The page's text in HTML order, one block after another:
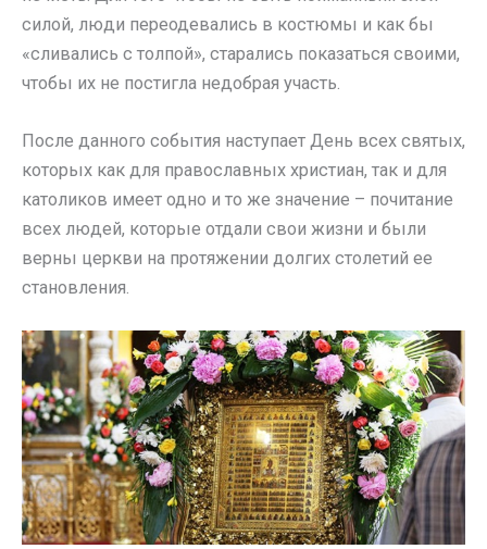
силой, люди переодевались в костюмы и как бы
«сливались с толпой», старались показаться своими,
чтобы их не постигла недобрая участь.
После данного события наступает День всех святых,
которых как для православных христиан, так и для
католиков имеет одно и то же значение – почитание
всех людей, которые отдали свои жизни и были
верны церкви на протяжении долгих столетий ее
становления.